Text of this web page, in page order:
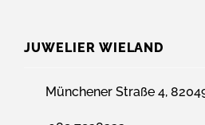
JUWELIER WIELAND
Münchener Straße 4,